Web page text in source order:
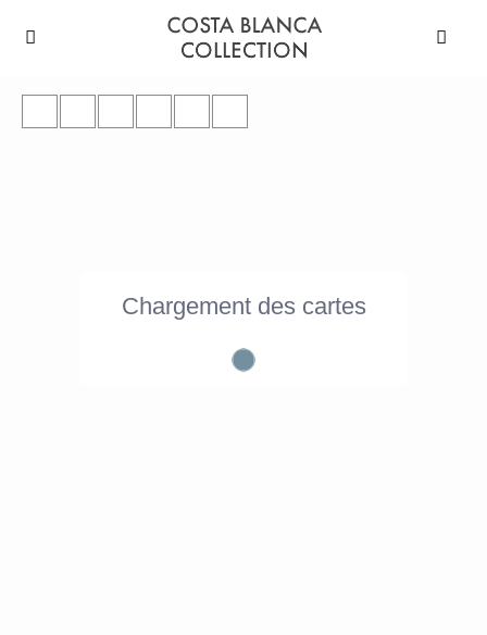
Chargement des cartes